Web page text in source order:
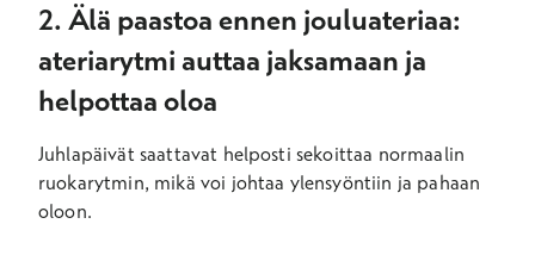
2. Älä paastoa ennen jouluateriaa:
ateriarytmi auttaa jaksamaan ja
helpottaa oloa
Juhlapäivät saattavat helposti sekoittaa normaalin
ruokarytmin, mikä voi johtaa ylensyöntiin ja pahaan
oloon.